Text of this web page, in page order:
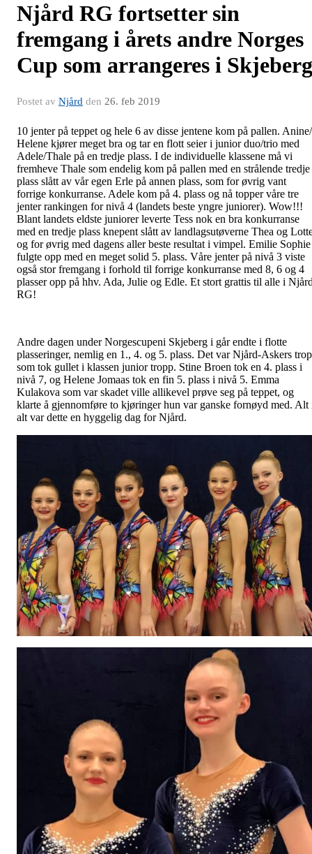
Njård RG fortsetter sin
fremgang i årets andre Norges
Cup som arrangeres i Skjeberg
Postet av Njård den 26. feb 2019
10 jenter på teppet og hele 6 av disse jentene kom på pallen. Anine/
Helene kjører meget bra og tar en flott seier i junior duo/trio med
Adele/Thale på en tredje plass. I de individuelle klassene må vi
fremheve Thale som endelig kom på pallen med en strålende tredje
plass slått av vår egen Erle på annen plass, som for øvrig vant
forrige konkurranse. Adele kom på 4. plass og nå topper våre tre
jenter rankingen for nivå 4 (landets beste yngre juniorer). Wow!!!
Blant landets eldste juniorer leverte Tess nok en bra konkurranse
med en tredje plass knepent slått av landlagsutøverne Thea og
og for øvrig med dagens aller beste resultat i vimpel. Emilie Sophie
fulgte opp med en meget solid 5. plass. Våre jenter på nivå 3 viste
også stor fremgang i forhold til forrige konkurranse med 8, 6 og 4
plasser opp på hhv. Ada, Julie og Edle. Et stort grattis til alle i
RG!
Andre dagen under Norgescupeni Skjeberg i går endte i flotte
plasseringer, nemlig en 1., 4. og 5. plass. Det var Njård-Askers
som tok gullet i klassen junior tropp. Stine Broen tok en 4. plass i
nivå 7, og Helene Jomaas tok en fin 5. plass i nivå 5. Emma
Kulakova som var skadet ville allikevel prøve seg på teppet, og
klarte å gjennomføre to kjøringer hun var ganske fornøyd med. Alt
alt var dette en hyggelig dag for Njård.